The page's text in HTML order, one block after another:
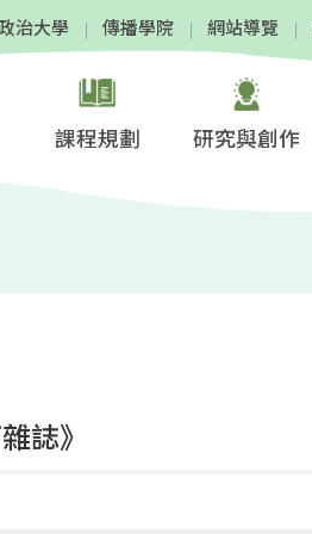
治大學 傳播學院 網站導覽
課程規劃 研究與創作
誌》